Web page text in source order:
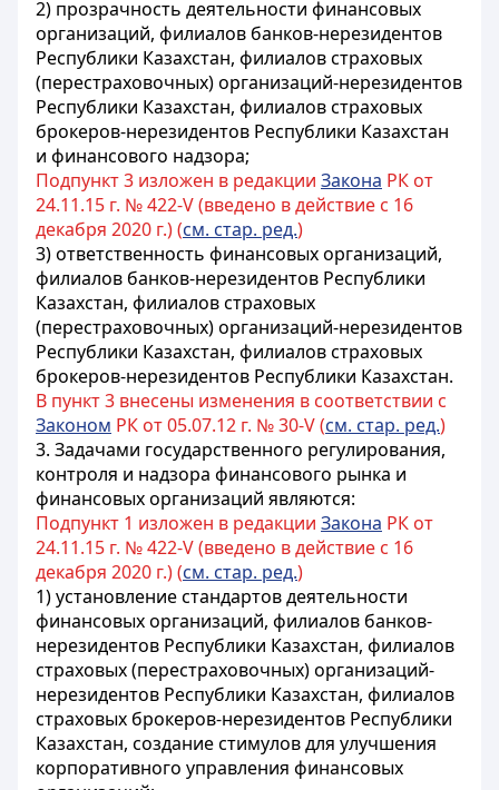
2) прозрачность деятельности финансовых
организаций, филиалов банков-нерезидентов
Республики Казахстан, филиалов страховых
(перестраховочных) организаций-нерезидентов
Республики Казахстан, филиалов страховых
брокеров-нерезидентов Республики Казахстан
и финансового надзора;
Подпункт 3 изложен в редакции Закона РК от
24.11.15 г. № 422-V (введено в действие с 16
декабря 2020 г.) (см. стар. ред.)
3)ответственность финансовых организаций,
филиалов банков-нерезидентов Республики
Казахстан, филиалов страховых
(перестраховочных) организаций-нерезидентов
Республики Казахстан, филиалов страховых
брокеров-нерезидентов Республики Казахстан.
В пункт 3 внесены изменения в соответствии с
Законом РК от 05.07.12 г. № 30-V (см. стар. ред.)
3. Задачами государственного регулирования,
контроля и надзора финансового рынка и
финансовых организаций являются:
Подпункт 1 изложен в редакции Закона РК от
24.11.15 г. № 422-V (введено в действие с 16
декабря 2020 г.) (см. стар. ред.)
1)установление стандартов деятельности
финансовых организаций, филиалов банков-
нерезидентов Республики Казахстан, филиалов
страховых (перестраховочных) организаций-
нерезидентов Республики Казахстан, филиалов
страховых брокеров-нерезидентов Республики
Казахстан, создание стимулов для улучшения
корпоративного управления финансовых